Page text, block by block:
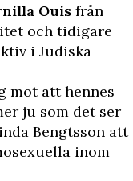
Ouis från
och tidigare
i Judiska
mot att hennes
ju som det ser
Bengtsson att
inom